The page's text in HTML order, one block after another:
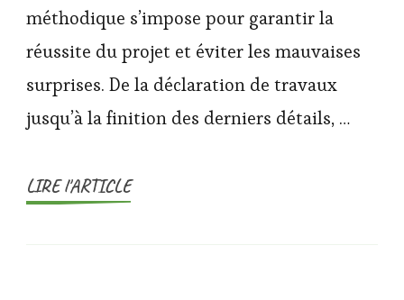
méthodique s’impose pour garantir la
réussite du projet et éviter les mauvaises
surprises. De la déclaration de travaux
jusqu’à la finition des derniers détails, …
LIRE l'ARTICLE